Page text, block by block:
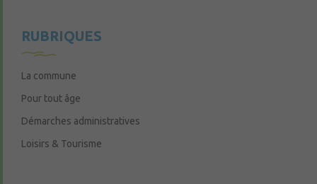
RUBRIQUES
La commune
Pour tout âge
Démarches administratives
Loisirs & Tourisme